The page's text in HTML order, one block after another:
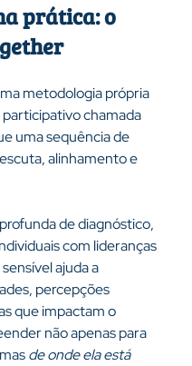
prática: o
metodologia própria
chamada
uma sequência de
alinhamento e
de diagnóstico,
com lideranças
ajuda a
percepções
que impactam o
não apenas para
de onde ela está